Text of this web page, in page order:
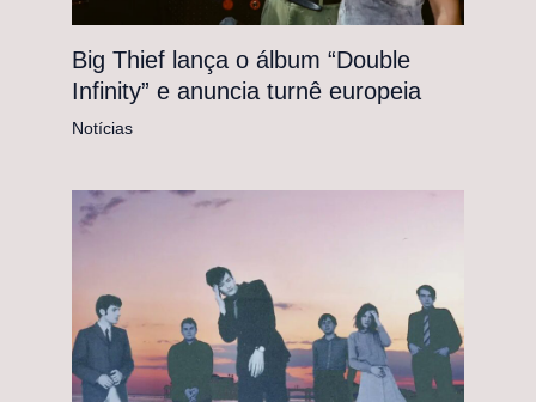
Big Thief lança o álbum “Double
Infinity” e anuncia turnê europeia
Notícias